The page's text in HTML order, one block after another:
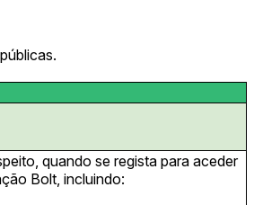
quando se regista para aceder
Bolt, incluindo: